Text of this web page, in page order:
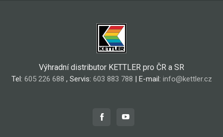
Výhradní distributor KETTLER pro ČR a SR
Tel: 605 226 688 , Servis: 603 883 788 | E-mail: info@kettler.cz